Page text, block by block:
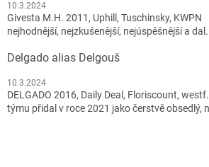
10.3.2024
Givesta M.H. 2011, Uphill, Tuschinsky,
nejhodnější, nejzkušenější, nejúspěšnější a
Delgado alias Delgouš
10.3.2024
DELGADO 2016, Daily Deal, Floriscount,
týmu přidal v roce 2021 jako čerstvě obsedlý,